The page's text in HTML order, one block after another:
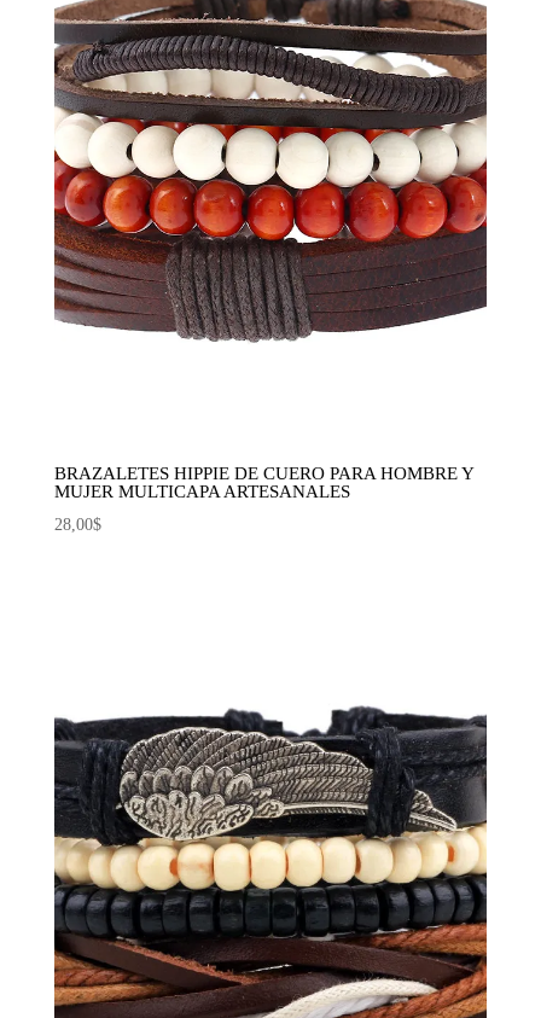
BRAZALETES HIPPIE DE CUERO PARA HOMBRE Y
MUJER MULTICAPA ARTESANALES
28,00$